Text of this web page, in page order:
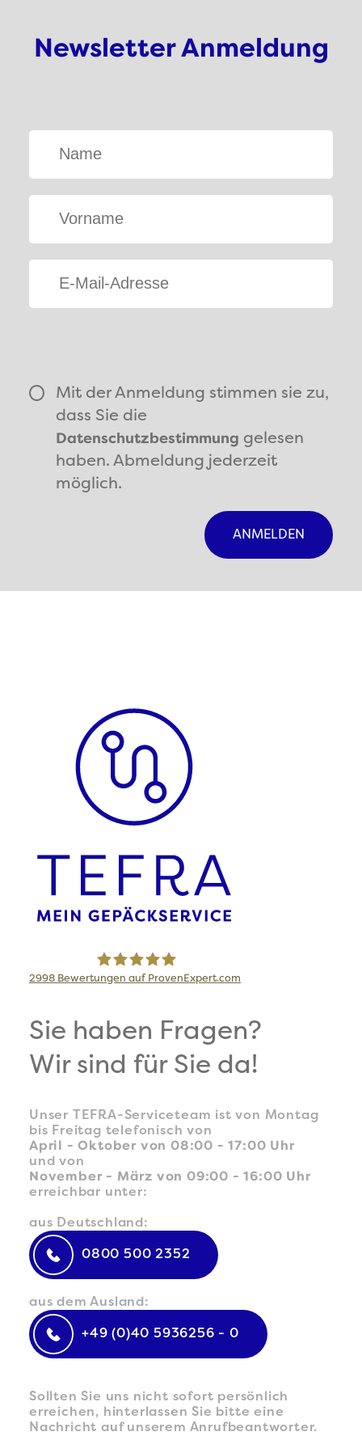
Newsletter Anmeldung
Mit der Anmeldung stimmen sie zu,
dass Sie die
Datenschutzbestimmung gelesen
haben. Abmeldung jederzeit
möglich.
ANMELDEN
2998 Bewertungen auf ProvenExpert.com
Sie haben Fragen?
Wir sind für Sie da!
Unser TEFRA-Serviceteam ist von Montag
bis Freitag telefonisch von
April - Oktober von 08:00 - 17:00 Uhr
und von
November - März von 09:00 - 16:00 Uhr
erreichbar unter:
aus Deutschland:
0800 500 2352
aus dem Ausland:
+49 (0)40 5936256 - 0
Sollten Sie uns nicht sofort persönlich
erreichen, hinterlassen Sie bitte eine
Nachricht auf unserem Anrufbeantworter.